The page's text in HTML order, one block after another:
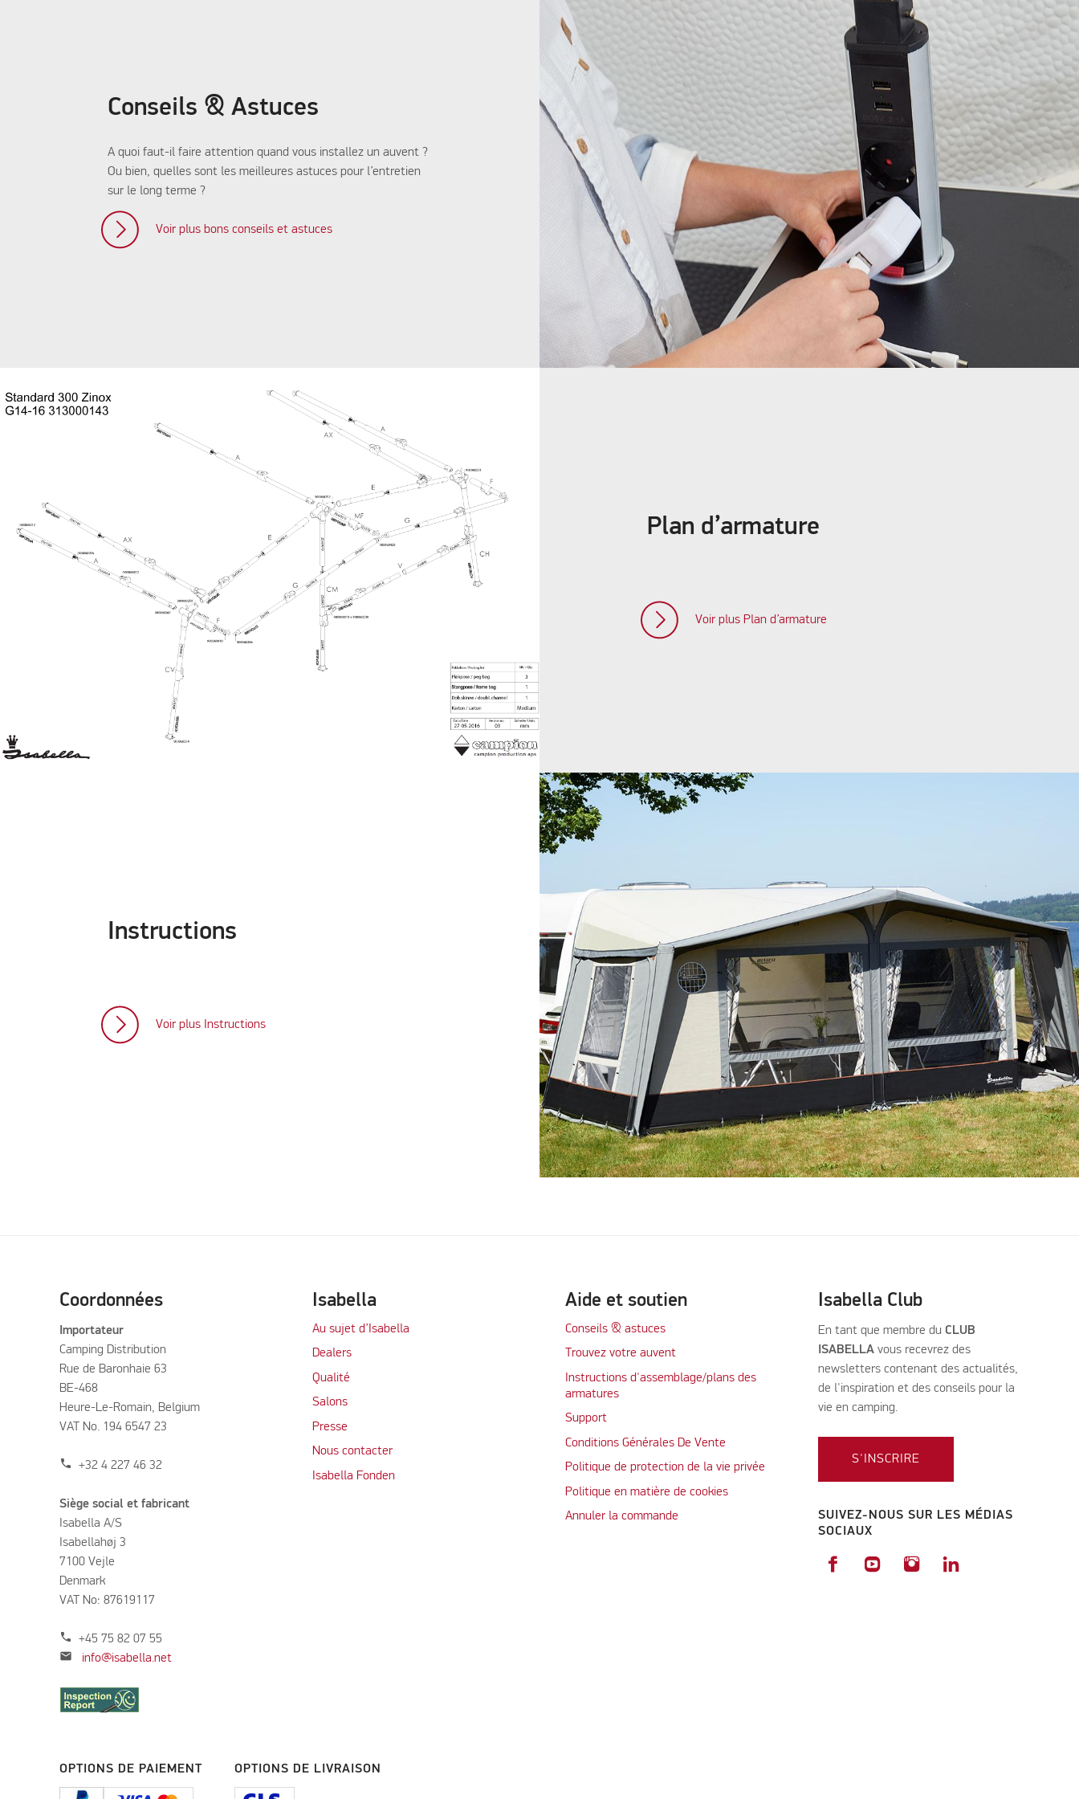
Conseils & Astuces
A quoi faut-il faire attention quand vous installez un auvent ?
Ou bien, quelles sont les meilleures astuces pour l’entretien
sur le long terme ?
Voir plus bons conseils et astuces
Plan d’armature
Voir plus Plan d’armature
Instructions
Voir plus Instructions
Coordonnées
Importateur
Camping Distribution
Rue de Baronhaie 63
BE-468
Heure-Le-Romain, Belgium
VAT No. 194 6547 23
phone +32 4 227 46 32
Siège social et fabricant
Isabella A/S
Isabellahøj 3
7100 Vejle
Denmark
VAT No: 87619117
phone +45 75 82 07 55
mail info@isabella.net
Isabella
Au sujet d’Isabella
Dealers
Qualité
Salons
Presse
Nous contacter
Isabella Fonden
Aide et soutien
Conseils & astuces
Trouvez votre auvent
Instructions d'assemblage/plans des
armatures
Support
Conditions Générales De Vente
Politique de protection de la vie privée
Politique en matière de cookies
Annuler la commande
Isabella Club
En tant que membre du CLUB
ISABELLA vous recevrez des
newsletters contenant des actualités,
de l'inspiration et des conseils pour la
vie en camping.
S'INSCRIRE
SUIVEZ-NOUS SUR LES MÉDIAS
SOCIAUX
OPTIONS DE PAIEMENT OPTIONS DE LIVRAISON